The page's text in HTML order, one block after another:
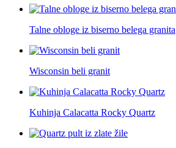
Talne obloge iz biserno belega granita
Wisconsin beli granit
Kuhinja Calacatta Rocky Quartz